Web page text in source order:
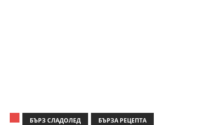
БЪРЗ СЛАДОЛЕД БЪРЗА РЕЦЕПТА